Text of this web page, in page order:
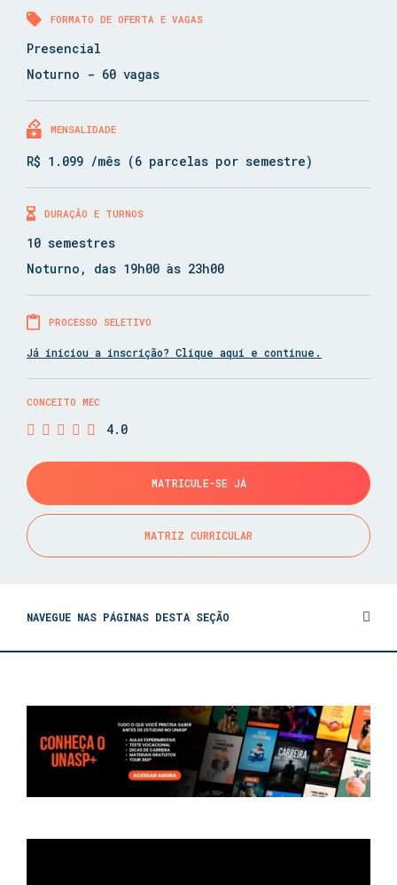
FORMATO DE OFERTA E VAGAS
Presencial
Noturno - 60 vagas
MENSALIDADE
R$ 1.099 /mês (6 parcelas por semestre)
DURAÇÃO E TURNOS
10 semestres
Noturno, das 19h00 às 23h00
PROCESSO SELETIVO
Já iniciou a inscrição? Clique aqui e continue.
CONCEITO MEC
4.0
MATRICULE-SE JÁ
MATRIZ CURRICULAR
NAVEGUE NAS PÁGINAS DESTA SEÇÃO